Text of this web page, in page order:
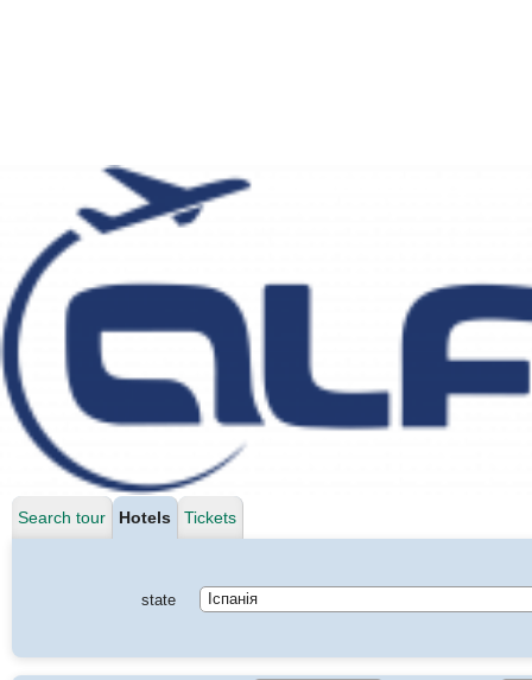
Search tour Hotels Tickets
state Іспанія